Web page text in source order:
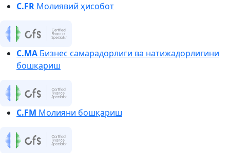
C.FR Молиявий ҳисобот
C.MA Бизнес самарадорлиги ва натижадорлигини
бошқариш
C.FM Молияни бошқариш